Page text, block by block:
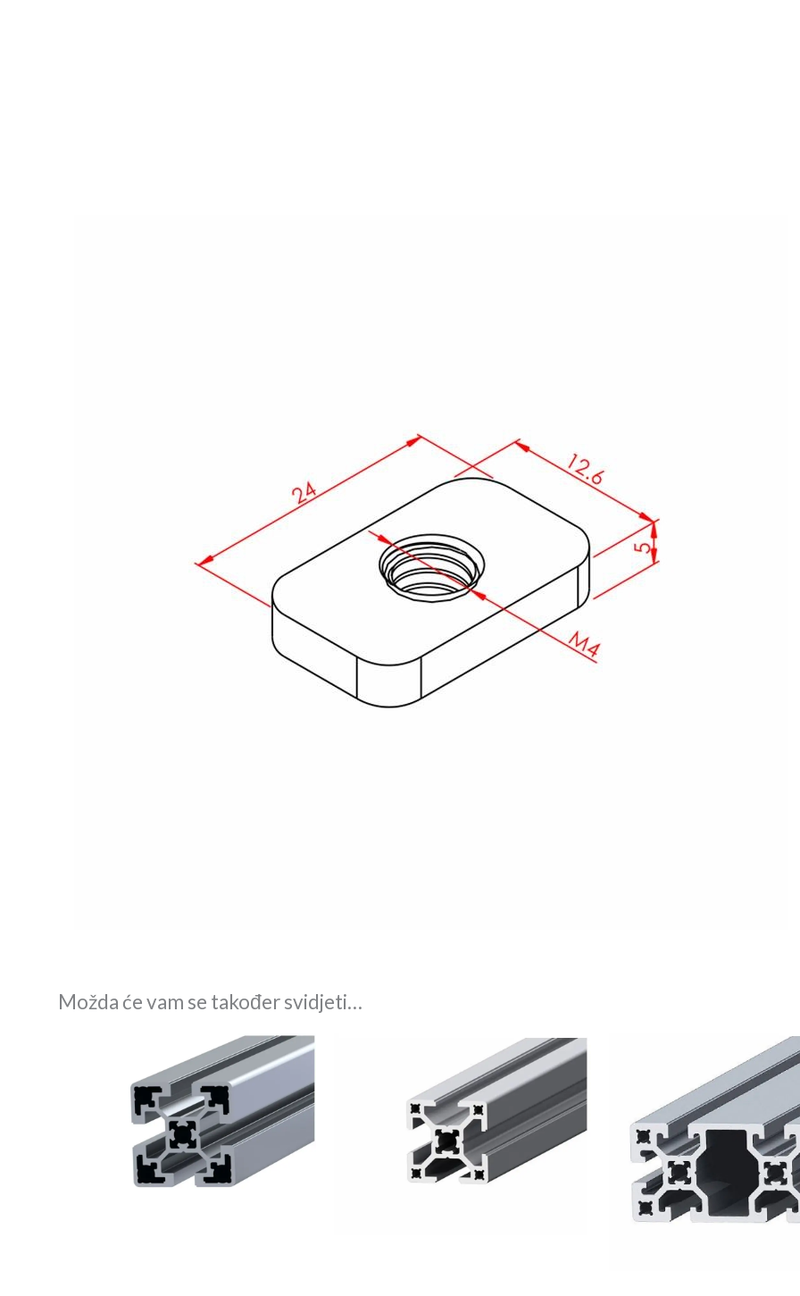
Možda će vam se također svidjeti…